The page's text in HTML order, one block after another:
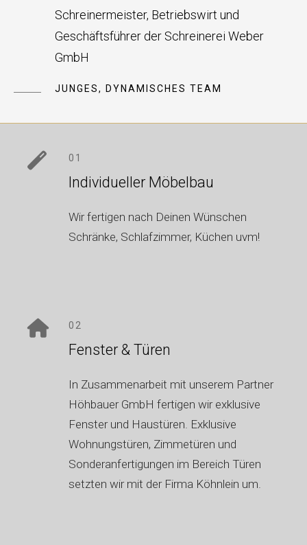
Schreinermeister, Betriebswirt und
Geschäftsführer der Schreinerei Weber
GmbH
JUNGES, DYNAMISCHES TEAM
01
Individueller Möbelbau
Wir fertigen nach Deinen Wünschen
Schränke, Schlafzimmer, Küchen uvm!
02
Fenster & Türen
In Zusammenarbeit mit unserem Partner
Höhbauer GmbH fertigen wir exklusive
Fenster und Haustüren. Exklusive
Wohnungstüren, Zimmetüren und
Sonderanfertigungen im Bereich Türen
setzten wir mit der Firma Köhnlein um.